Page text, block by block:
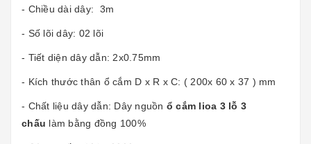
- Chiều dài dây: 3m
- Số lõi dây: 02 lõi
- Tiết diện dây dẫn: 2x0.75mm
- Kích thước thân ổ cắm D x R x C: ( 200x 60 x 37 ) mm
- Chất liệu dây dẫn: Dây nguồn ổ cắm lioa 3 lỗ 3
chấu làm bằng đồng 100%